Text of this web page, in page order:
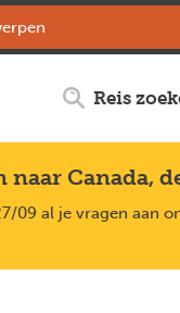
Reis
naar Canada,
09 al je vragen aan